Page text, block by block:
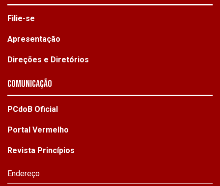
Filie-se
Apresentação
Direções e Diretórios
Comunicação
PCdoB Oficial
Portal Vermelho
Revista Princípios
Endereço